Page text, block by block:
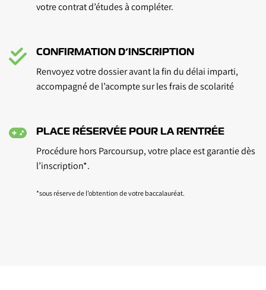
votre contrat d’études à compléter.
CONFIRMATION D’INSCRIPTION
Renvoyez votre dossier avant la fin du délai imparti,
accompagné de l’acompte sur les frais de scolarité
PLACE RÉSERVÉE POUR LA RENTRÉE
Procédure hors Parcoursup, votre place est garantie dès
l’inscription*.
*sous réserve de l’obtention de votre baccalauréat.